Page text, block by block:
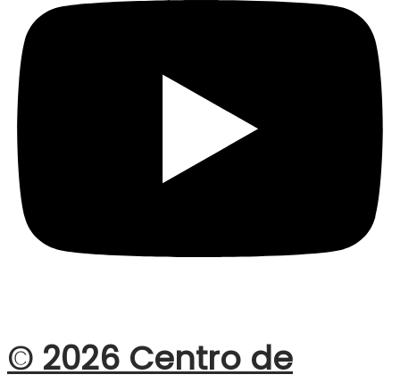
© 2026 Centro de